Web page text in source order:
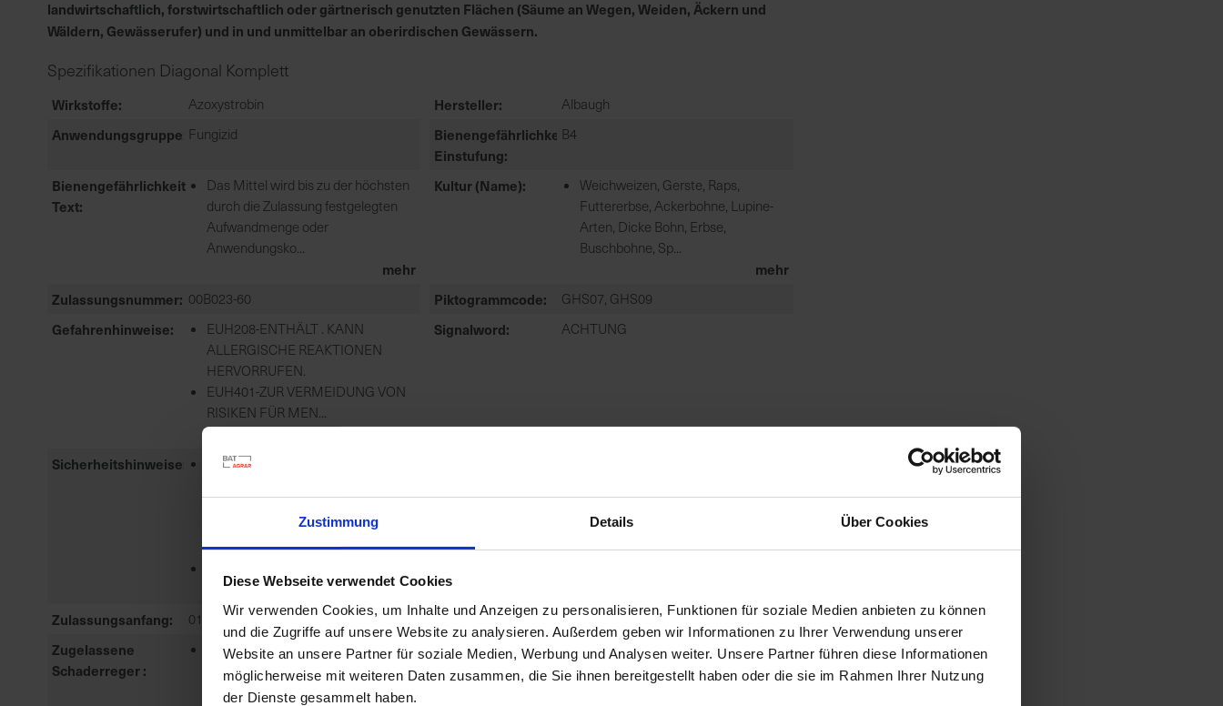
Zustimmung Details Über Cookies
Diese Webseite verwendet Cookies
Wir verwenden Cookies, um Inhalte und Anzeigen zu personalisieren, Funktionen für soziale Medien anbieten zu können
und die Zugriffe auf unsere Website zu analysieren. Außerdem geben wir Informationen zu Ihrer Verwendung unserer
Website an unsere Partner für soziale Medien, Werbung und Analysen weiter. Unsere Partner führen diese Informationen
möglicherweise mit weiteren Daten zusammen, die Sie ihnen bereitgestellt haben oder die sie im Rahmen Ihrer Nutzung
der Dienste gesammelt haben.
landwirtschaftlich, forstwirtschaftlich oder gärtnerisch genutzten Flächen (Säume an Wegen, Weiden, Äckern und
Wäldern, Gewässerufer) und in und unmittelbar an oberirdischen Gewässern.
Spezifikationen Diagonal Komplett
Wirkstoffe Azoxystrobin Hersteller Albaugh
Anwendungsgruppe Fungizid
Bienengefährlichkeit
Einstufung
B4
Bienengefährlichkeit
Text
Das Mittel wird bis zu der höchsten
durch die Zulassung festgelegten
Aufwandmenge oder
Anwendungsko...
mehr
Kultur (Name)
Weichweizen, Gerste, Raps,
Futtererbse, Ackerbohne, Lupine-
Arten, Dicke Bohn, Erbse,
Buschbohne, Sp...
mehr
Zulassungsnummer 00B023-60 Piktogrammcode GHS07, GHS09
Gefahrenhinweise
EUH208-ENTHÄLT . KANN
ALLERGISCHE REAKTIONEN
HERVORRUFEN.
EUH401-ZUR VERMEIDUNG VON
RISIKEN FÜR MEN...
Signalword ACHTUNG
Sicherheitshinweise
P101-IST ÄRZTLICHER RAT
KENNZEICHNUNGSETIKETT
BEREITHALTEN.
mehr
Zulassungsanfang 01.03.2023 Zulassungsstatus Zugelassen
Zugelassene
Schaderreger
FALSCHER MEHLTAU,
BLATTFLECKENKRANKHEIT,
ECHTER MEHLTAU, ROSTPILZE,
AnwendungsbestimmungenNB6641-DAS MITTEL WIRD BIS ZU
DER HÖCHSTEN DURCH DIE